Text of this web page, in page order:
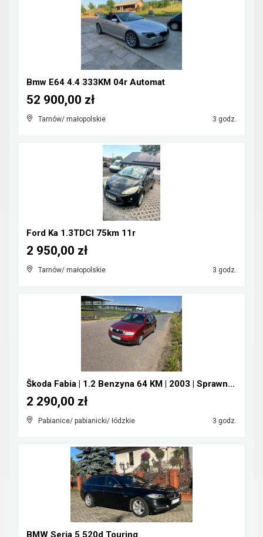
Bmw E64 4.4 333KM 04r Automat
Tarnów/ małopolskie 3 godz.
52 900,00 zł
Ford Ka 1.3TDCI 75km 11r
Tarnów/ małopolskie 3 godz.
2 950,00 zł
Škoda Fabia | 1.2 Benzyna 64 KM | 2003 | Sprawna |...
Pabianice/ pabianicki/ łódzkie 3 godz.
2 290,00 zł
BMW Seria 5 520d Touring